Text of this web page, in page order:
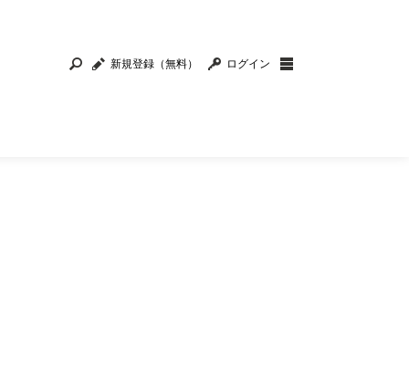
新規登録（無料） ログイン